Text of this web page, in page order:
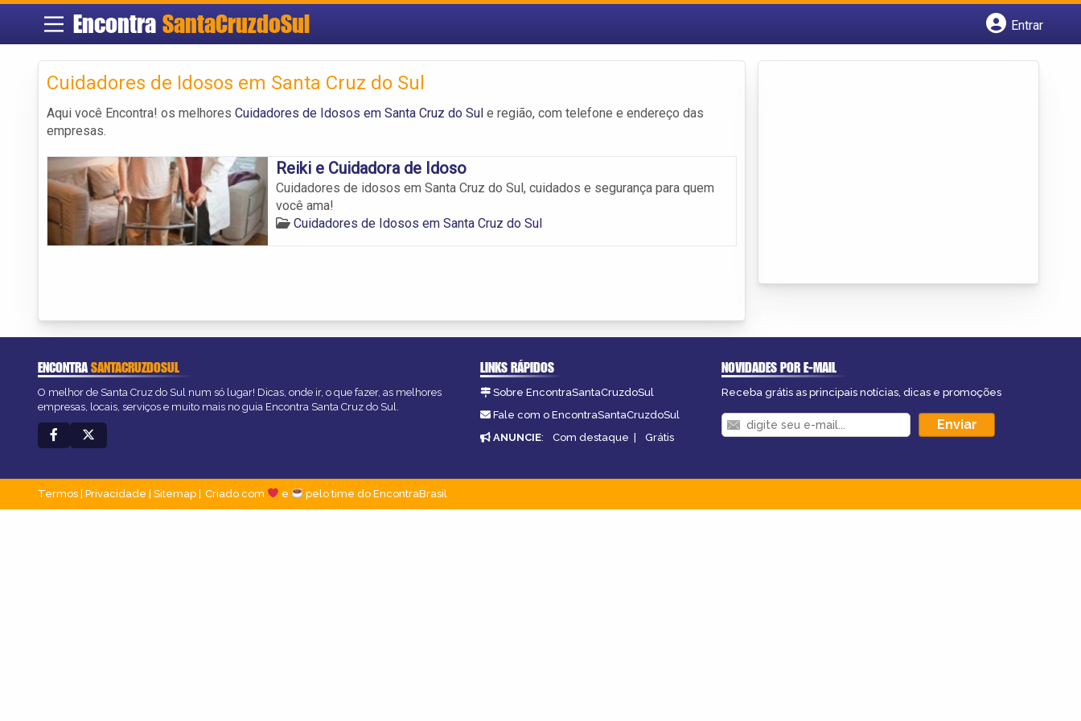
Encontra SantaCruzdoSul
Entrar
Cuidadores de Idosos em Santa Cruz do Sul
Aqui você Encontra! os melhores Cuidadores de Idosos em Santa Cruz do Sul e região, com telefone e endereço das
empresas.
Reiki e Cuidadora de Idoso
Cuidadores de idosos em Santa Cruz do Sul, cuidados e segurança para quem
você ama!
Cuidadores de Idosos em Santa Cruz do Sul
ENCONTRASANTACRUZDOSUL
O melhor de Santa Cruz do Sul num só lugar! Dicas, onde ir, o que fazer, as melhores
empresas, locais, serviços e muito mais no guia Encontra Santa Cruz do Sul.
LINKS RÁPIDOS
Sobre EncontraSantaCruzdoSul
Fale com o EncontraSantaCruzdoSul
ANUNCIE: Com destaque | Grátis
NOVIDADES POR E-MAIL
Receba grátis as principais notícias, dicas e promoções
Termos Privacidade Sitemap Criado com e pelo time do EncontraBrasil